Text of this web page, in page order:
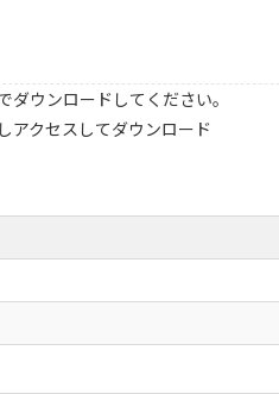
ウンロードしてください。
アクセスしてダウンロード